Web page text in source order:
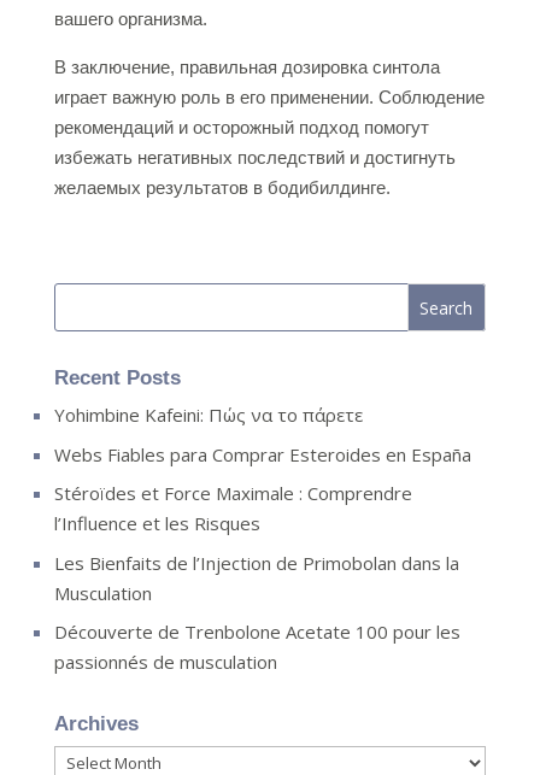
вашего организма.
В заключение, правильная дозировка синтола
играет важную роль в его применении. Соблюдение
рекомендаций и осторожный подход помогут
избежать негативных последствий и достигнуть
желаемых результатов в бодибилдинге.
Recent Posts
Yohimbine Kafeini: Πώς να το πάρετε
Webs Fiables para Comprar Esteroides en España
Stéroïdes et Force Maximale : Comprendre
l’Influence et les Risques
Les Bienfaits de l’Injection de Primobolan dans la
Musculation
Découverte de Trenbolone Acetate 100 pour les
passionnés de musculation
Archives
Archives